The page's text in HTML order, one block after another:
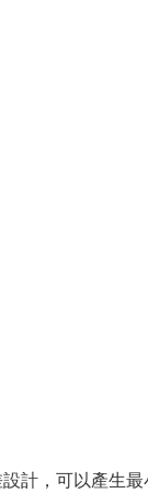
計，可以產生